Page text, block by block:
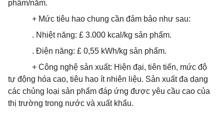
phẩm/năm.
+ Mức tiêu hao chung cần đảm bảo như sau:
. Nhiệt năng: £ 3.000 kcal/kg sản phẩm.
. Điện năng: £ 0,55 kWh/kg sản phẩm.
+ Công nghệ sản xuất: Hiện đại, tiên tiến, mức độ
tự động hóa cao, tiêu hao ít nhiên liệu. Sản xuất đa dạng
các chủng loại sản phẩm đáp ứng được yêu cầu cao của
thị trường trong nước và xuất khẩu.